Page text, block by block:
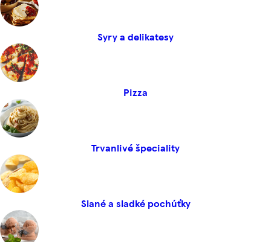
Syry a delikatesy
Pizza
Trvanlivé špeciality
Slané a sladké pochúťky